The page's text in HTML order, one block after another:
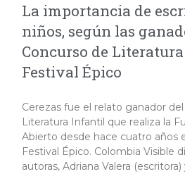
La importancia de
niños, según las
Concurso de
Festival Épico
Cerezas fue el relato ganador
Literatura Infantil que realiza la
Abierto desde hace cuatro años
Festival Épico. Colombia Visible
autoras, Adriana Valera